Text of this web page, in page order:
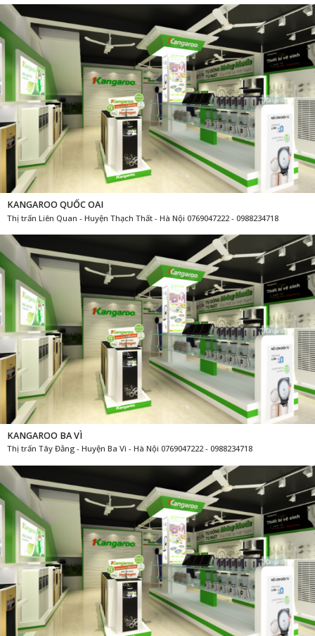
KANGAROO QUỐC OAI
Thị trấn Liên Quan - Huyện Thạch Thất - Hà Nội 0769047222 - 0988234718
KANGAROO BA VÌ
Thị trấn Tây Đằng - Huyện Ba Vì - Hà Nội 0769047222 - 0988234718